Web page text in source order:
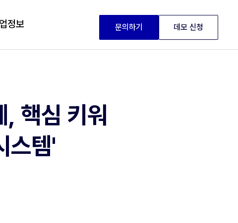
정보 문의하기 데모 신청
핵심 키워
스템'